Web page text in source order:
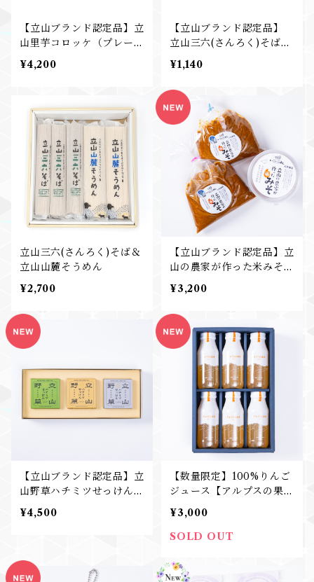
【立山ブランド認定品】立
山里芋コロッケ（プレー
ン）5個入り（250ｇ）ｘ
2袋と立山里芋コロッケ(チ
¥4,200
【立山ブランド認定品】
立山三六(さんろく)そば
200g×2束入り
¥1,140
立山三六(さんろく)そば＆
立山山麓そうめん
¥2,700
【立山ブランド認定品】立
山の農家が作った米みそ
（プラ７５０ｇ１個、詰替
え７５０g ２袋）
¥3,200
【立山ブランド認定品】立
山野草ハチミツせっけん
3種（よもぎ・はとむぎ・
たけずみ）
¥4,500
【数量限定】100%りんご
ジュース【アルプスの果
実】
¥3,000
SOLD OUT